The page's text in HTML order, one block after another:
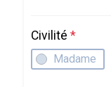
Civilité *
Madame